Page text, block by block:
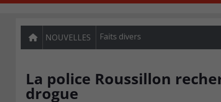
NOUVELLES Faits divers
La police Roussillon
drogue